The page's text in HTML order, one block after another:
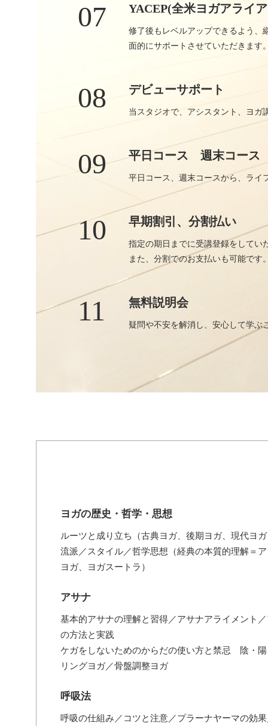
07 YACEP(全米ヨガアライ
修了後もレベルアップできるよう、
面的にサポートさせていただきます
08 デビューサポート
当スタジオで、アシスタント、ヨガ
09 平日コース 週末コース
平日コース、週末コースから、ライ
10 早期割引、分割払い
指定の期日までに受講登録をしてい
また、分割でのお支払いも可能です
11 無料説明会
疑問や不安を解消し、安心して学ぶ
ヨガの歴史・哲学・思想
ルーツと成り立ち（古典ヨガ、後期ヨガ、現代ヨ
流派／スタイル／哲学思想（経典の本質的理解＝
ヨガ、ヨガスートラ）
アサナ
基本的アサナの理解と習得／アサナアライメント
の方法と実践
ケガをしないためのからだの使い方と禁忌 陰・
リングヨガ／骨盤調整ヨガ
呼吸法
呼吸の仕組み／コツと注意／プラーナヤーマの効